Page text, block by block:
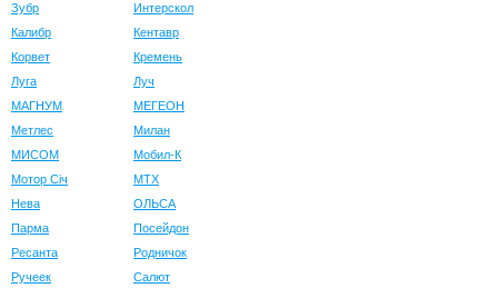
Зубр
Интерскол
Калибр
Кентавр
Корвет
Кремень
Луга
Луч
МАГНУМ
МЕГЕОН
Метлес
Милан
МИСОМ
Мобил-К
Мотор Сiч
МТХ
Нева
ОЛЬСА
Парма
Посейдон
Ресанта
Родничок
Ручеек
Салют